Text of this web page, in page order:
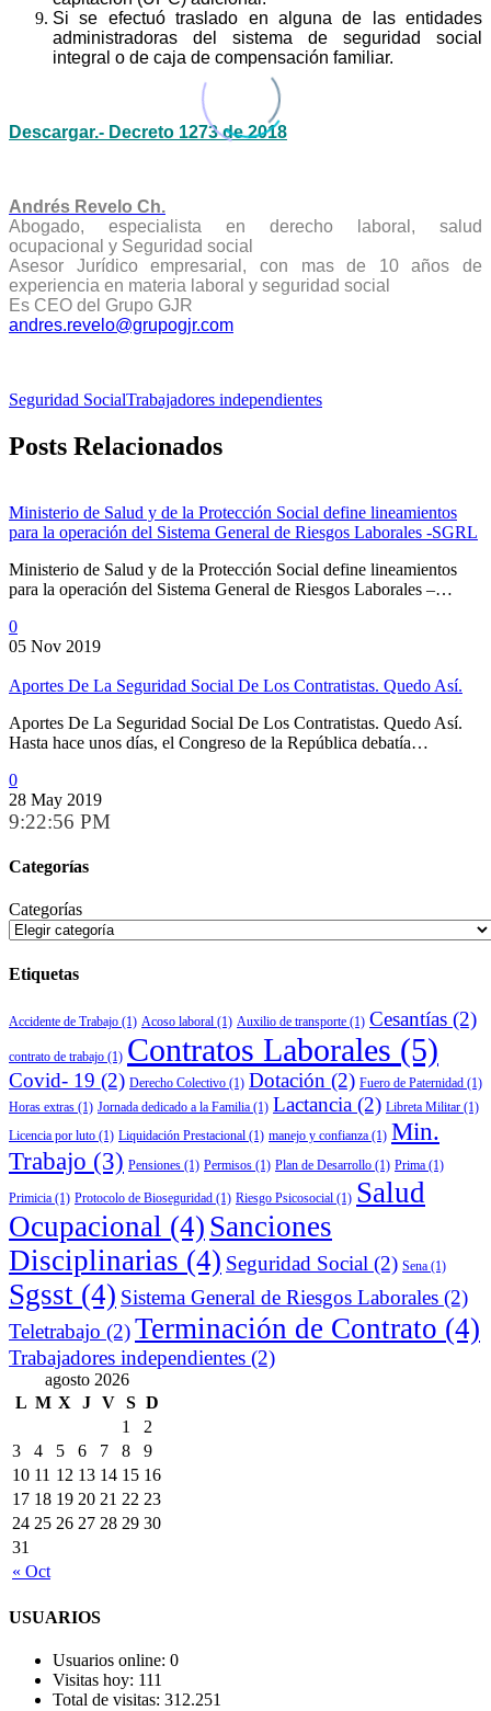
Si se efectuó traslado en alguna de las entidades
administradoras del sistema de seguridad social
integral o de caja de compensación familiar.
Descargar.- Decreto 1273 de 2018
Andrés Revelo Ch.
Abogado, especialista en derecho laboral, salud
ocupacional y Seguridad social
Asesor Jurídico empresarial, con mas de 10 años de
experiencia en materia laboral y seguridad social
Es CEO del Grupo GJR
andres.revelo@grupogjr.com
Seguridad SocialTrabajadores independientes
Posts Relacionados
Ministerio de Salud y de la Protección Social define lineamientos
para la operación del Sistema General de Riesgos Laborales -SGRL
Ministerio de Salud y de la Protección Social define lineamientos
para la operación del Sistema General de Riesgos Laborales –…
0
05 Nov 2019
Aportes De La Seguridad Social De Los Contratistas. Quedo Así.
Aportes De La Seguridad Social De Los Contratistas. Quedo Así.
Hasta hace unos días, el Congreso de la República debatía…
0
28 May 2019
9:22:57 PM
Categorías
Categorías
Etiquetas
Accidente de Trabajo (1) Acoso laboral (1) Auxilio de transporte (1) Cesantías (2)
contrato de trabajo (1) Contratos Laborales (5)
Covid- 19 (2) Derecho Colectivo (1) Dotación (2) Fuero de Paternidad (1)
Horas extras (1) Jornada dedicado a la Familia (1) Lactancia (2) Libreta Militar (1)
Licencia por luto (1) Liquidación Prestacional (1) manejo y confianza (1) Min.
Trabajo (3) Pensiones (1) Permisos (1) Plan de Desarrollo (1) Prima (1)
Primicia (1) Protocolo de Bioseguridad (1) Riesgo Psicosocial (1) Salud
Ocupacional (4) Sanciones
Disciplinarias (4) Seguridad Social (2) Sena (1)
Sgsst (4) Sistema General de Riesgos Laborales (2)
Teletrabajo (2)Terminación de Contrato (4)
Trabajadores independientes (2)
agosto 2026
L M X J V S D
« Oct
1
2
3
4 5 6 7 8
9
10 11 12 13 14 15 16
17 18 19 20 21 22 23
24 25 26 27 28 29 30
31
USUARIOS
Usuarios online: 0
Visitas hoy: 111
Total de visitas: 312.251